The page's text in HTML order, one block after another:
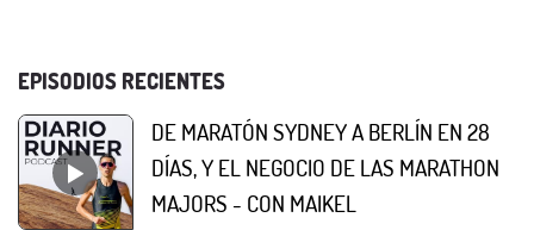
EPISODIOS RECIENTES
DE MARATÓN SYDNEY A BERLÍN EN 28
DÍAS, Y EL NEGOCIO DE LAS MARATHON
MAJORS - CON MAIKEL